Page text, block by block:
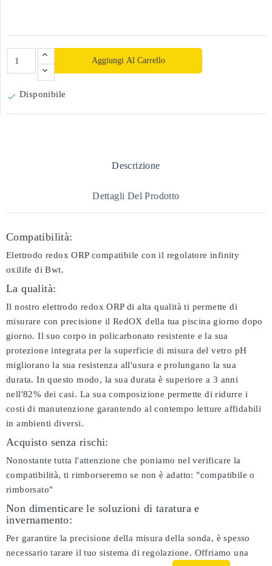
Aggiungi Al Carrello
 Disponibile
Descrizione
Dettagli Del Prodotto
Compatibilità:
Elettrodo redox ORP compatibile con il regolatore infinity
oxilife di Bwt.
La qualità:
Il nostro elettrodo redox ORP di alta qualità ti permette di
misurare con precisione il RedOX della tua piscina giorno dopo
giorno. Il suo corpo in policarbonato resistente e la sua
protezione integrata per la superficie di misura del vetro pH
migliorano la sua resistenza all'usura e prolungano la sua
durata. In questo modo, la sua durata è superiore a 3 anni
nell'82% dei casi. La sua composizione permette di ridurre i
costi di manutenzione garantendo al contempo letture affidabili
in ambienti diversi.
Acquisto senza rischi:
Nonostante tutta l'attenzione che poniamo nel verificare la
compatibilità, ti rimborseremo se non è adatto: "compatibile o
rimborsato"
Non dimenticare le soluzioni di taratura e
invernamento:
Per garantire la precisione della misura della sonda, è spesso
necessario tarare il tuo sistema di regolazione. Offriamo una